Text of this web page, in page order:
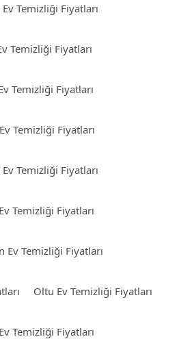
Temizliği Fiyatları
Temizliği Fiyatları
Temizliği Fiyatları
Temizliği Fiyatları
Temizliği Fiyatları
Temizliği Fiyatları
Ev Temizliği Fiyatları
Oltu Ev Temizliği Fiyatları
Temizliği Fiyatları